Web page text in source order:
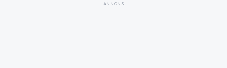
ANNONS